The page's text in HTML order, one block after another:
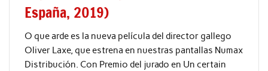
España, 2019)
O que arde es la nueva película del director gallego
Oliver Laxe, que estrena en nuestras pantallas Numax
Distribución. Con Premio del jurado en Un certain